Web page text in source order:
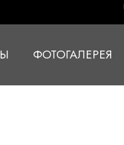
ФОТОГАЛЕРЕЯ